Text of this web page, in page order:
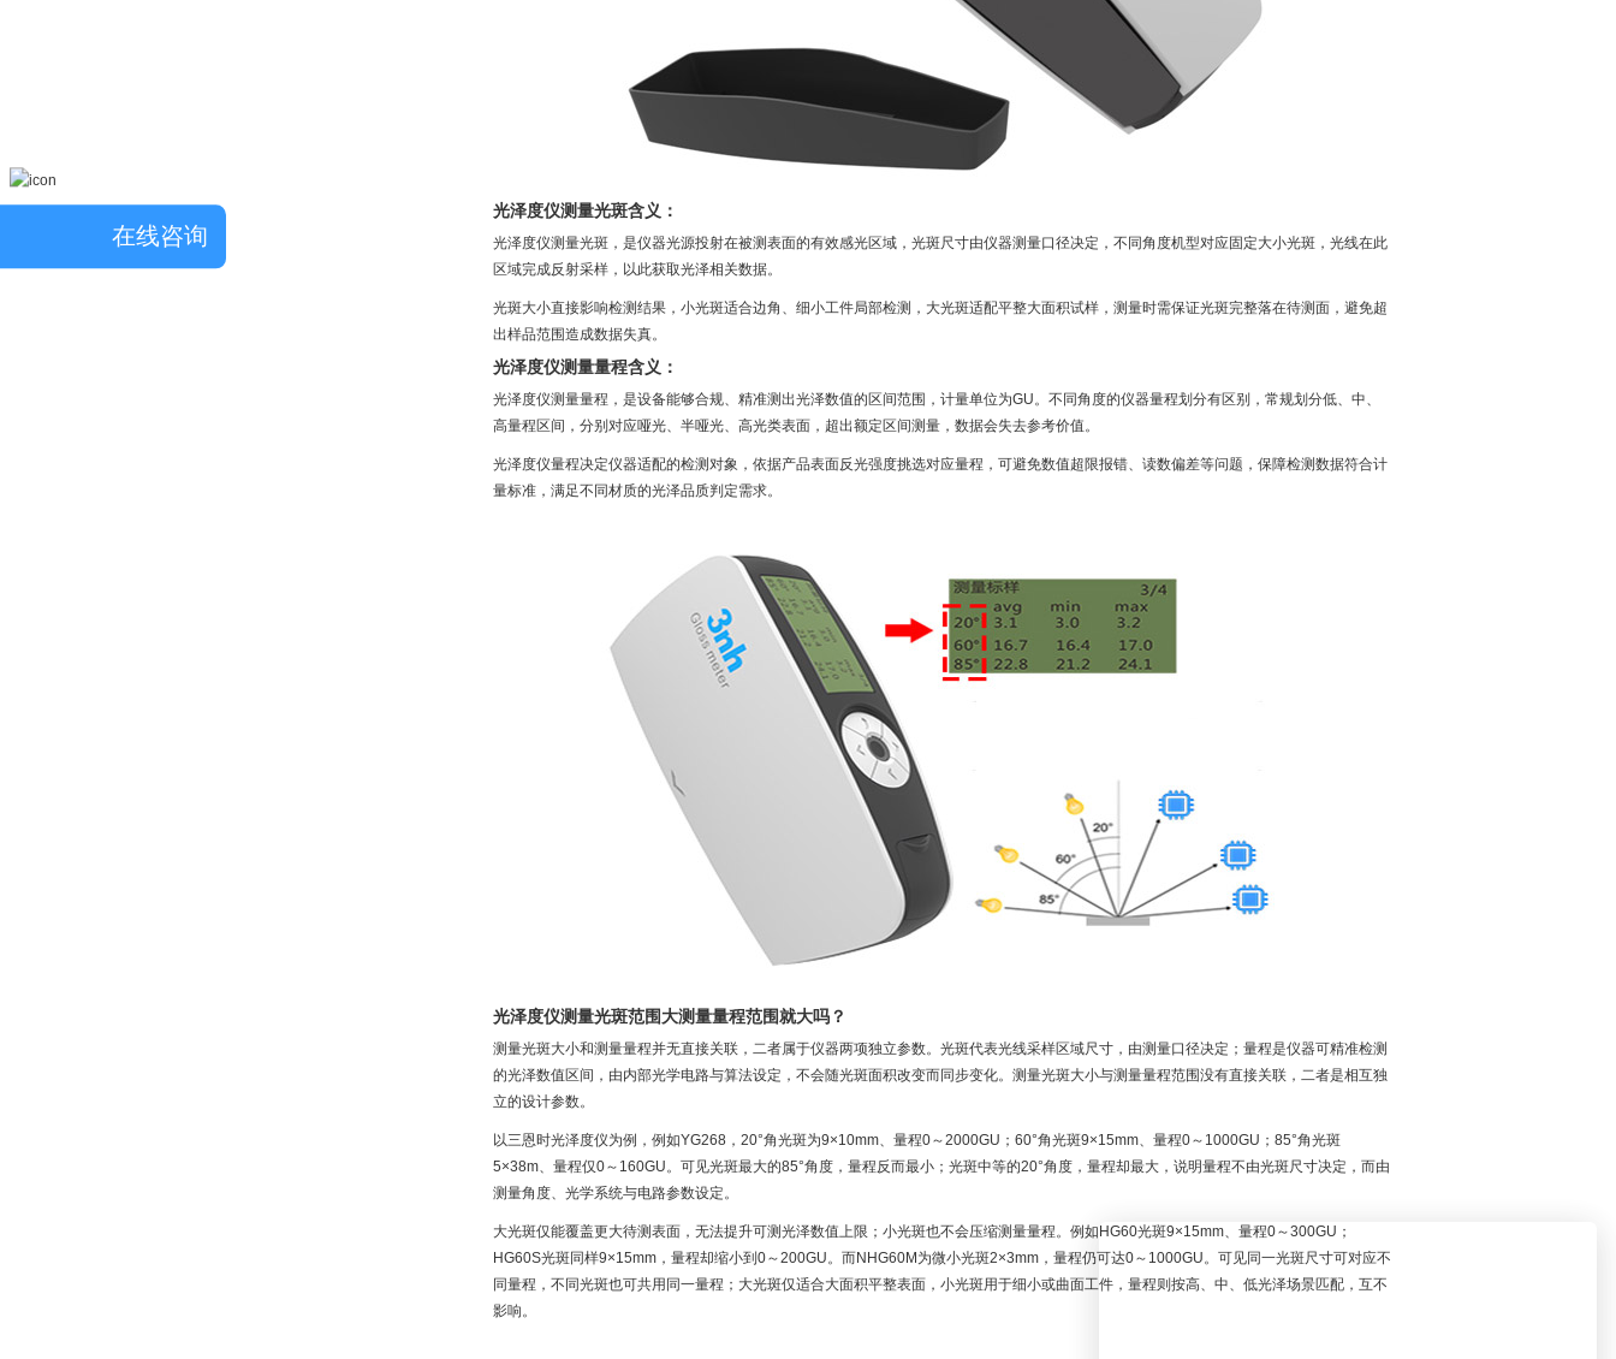
光泽度仪测量光斑含义：
光泽度仪测量光斑，是仪器光源投射在被测表面的有效感光区域，光斑尺寸由仪器测量口径决定，不同角度机型对应固定大小光斑，光线在此
区域完成反射采样，以此获取光泽相关数据。
光斑大小直接影响检测结果，小光斑适合边角、细小工件局部检测，大光斑适配平整大面积试样，测量时需保证光斑完整落在待测面，避免超
出样品范围造成数据失真。
光泽度仪测量量程含义：
光泽度仪测量量程，是设备能够合规、精准测出光泽数值的区间范围，计量单位为GU。不同角度的仪器量程划分有区别，常规划分低、中、
高量程区间，分别对应哑光、半哑光、高光类表面，超出额定区间测量，数据会失去参考价值。
光泽度仪量程决定仪器适配的检测对象，依据产品表面反光强度挑选对应量程，可避免数值超限报错、读数偏差等问题，保障检测数据符合计
量标准，满足不同材质的光泽品质判定需求。
光泽度仪测量光斑范围大测量量程范围就大吗？
测量光斑大小和测量量程并无直接关联，二者属于仪器两项独立参数。光斑代表光线采样区域尺寸，由测量口径决定；量程是仪器可精准检测
的光泽数值区间，由内部光学电路与算法设定，不会随光斑面积改变而同步变化。测量光斑大小与测量量程范围没有直接关联，二者是相互独
立的设计参数。
以三恩时光泽度仪为例，例如YG268，20°角光斑为9×10mm、量程0～2000GU；60°角光斑9×15mm、量程0～1000GU；85°角光斑
5×38m、量程仅0～160GU。可见光斑最大的85°角度，量程反而最小；光斑中等的20°角度，量程却最大，说明量程不由光斑尺寸决定，而由
测量角度、光学系统与电路参数设定。
大光斑仅能覆盖更大待测表面，无法提升可测光泽数值上限；小光斑也不会压缩测量量程。例如HG60光斑9×15mm、量程0～300GU；
HG60S光斑同样9×15mm，量程却缩小到0～200GU。而NHG60M为微小光斑2×3mm，量程仍可达0～1000GU。可见同一光斑尺寸可对应不
同量程，不同光斑也可共用同一量程；大光斑仅适合大面积平整表面，小光斑用于细小或曲面工件，量程则按高、中、低光泽场景匹配，互不
影响。
在线咨询